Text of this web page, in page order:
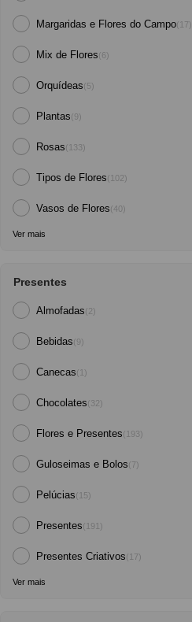
Margaridas e Flores do Campo(17)
Mix de Flores(6)
Orquídeas(5)
Plantas(9)
Rosas(133)
Tipos de Flores(102)
Vasos de Flores(40)
Ver mais
Presentes
Almofadas(2)
Bebidas(9)
Canecas(1)
Chocolates(32)
Flores e Presentes(193)
Guloseimas e Bolos(7)
Pelúcias(15)
Presentes(191)
Presentes Criativos(17)
Ver mais